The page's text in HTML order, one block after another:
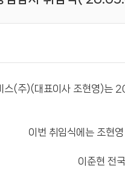
스(주)(대표이사 조현영)는
이번 취임식에는 조현
이준현 전